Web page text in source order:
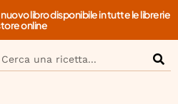
nuovo libro disponibile in tutte le librerie
online